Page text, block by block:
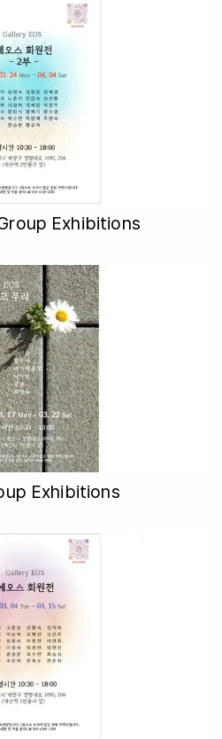
Exhibitions
Exhibitions